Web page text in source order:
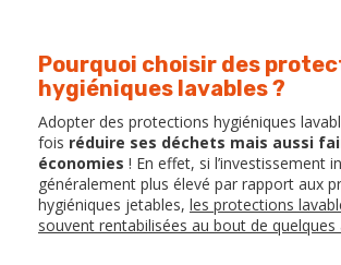
Pourquoi choisir des
hygiéniques lavables ?
Adopter des protections hygiéniques
fois réduire ses déchets mais aussi
économies ! En effet, si l’investissement
généralement plus élevé par rapport aux
hygiéniques jetables, les protections
souvent rentabilisées au bout de quelques